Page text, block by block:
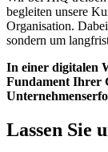
begleiten unsere
Organisation.
sondern um
In einer digitalen
Fundament Ihrer
Lassen Sie